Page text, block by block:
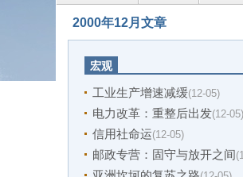
2000年12月文章
宏观
工业生产增速减缓(12-05)
电力改革：重整后出发(12-05)
信用社命运(12-05)
邮政专营：固守与放开之间